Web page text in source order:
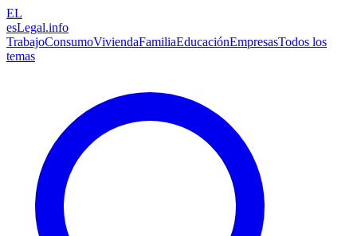
EL
esLegal.info
TrabajoConsumoViviendaFamiliaEducaciónEmpresasTodos los
temas